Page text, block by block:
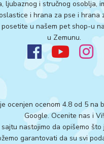
ljubaznog i stručnog osoblja,
i hrana za pse i hrana
u našem pet shop-u
u Zemunu.
ocenjen ocenom 4.8 od 5 na
Google.Ocenite nas i Vi!
nastojimo da opišemo što
garantovati da su svi